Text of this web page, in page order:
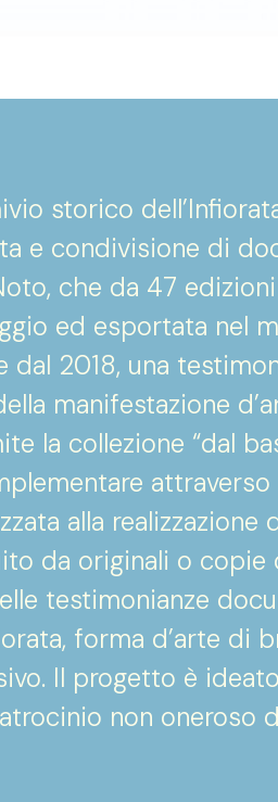
storico
e condivisione di
che da 47
ed esportata nel
dal 2018, una
manifestazione
la collezione “dal
attraverso
alla
da originali o copie
testimonianze
forma d’arte di
Il progetto è
non oneroso